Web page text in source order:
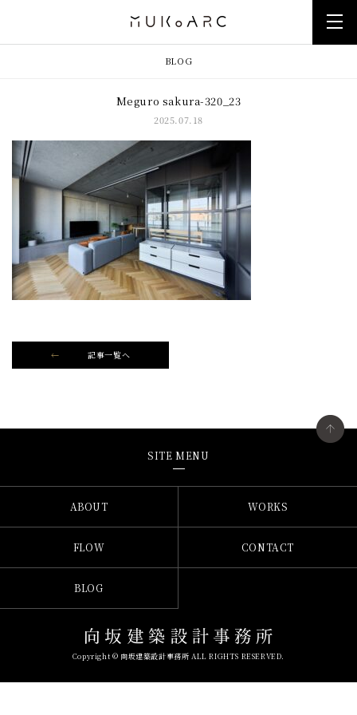
BLOG
Meguro sakura-320_23
2025.07.18
記事一覧へ
SITE MENU
ABOUT WORKS
FLOW CONTACT
BLOG
Copyright © 向坂建築設計事務所 ALL RIGHTS RESERVED.